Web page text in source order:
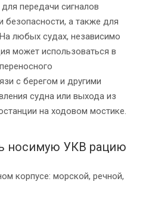
передачи сигналов
безопасности, а также для
любых судах, независимо
может использоваться в
с берегом и другими
судна или выхода из
на ходовом мостике.
носимую УКВ рацию
корпусе: морской, речной,